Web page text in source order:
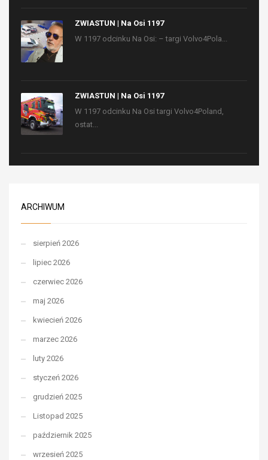
ZWIASTUN | Na Osi 1197
W 1197 odcinku Na Osi: – targi Volvo4Pola...
ZWIASTUN | Na Osi 1197
W 1197 odcinku Na Osi targi Volvo4Poland,
ostat...
ARCHIWUM
sierpień 2026
lipiec 2026
czerwiec 2026
maj 2026
kwiecień 2026
marzec 2026
luty 2026
styczeń 2026
grudzień 2025
Listopad 2025
październik 2025
wrzesień 2025